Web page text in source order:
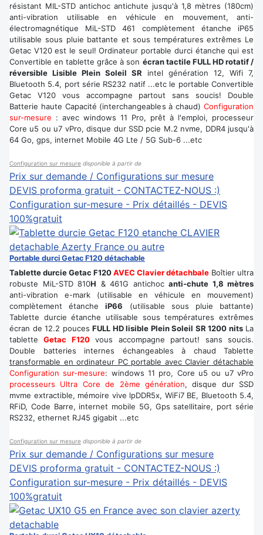
résistant MIL-STD antichoc antichute jusqu'à 1,8 mètres (180cm)
anti-vibration utilisable en véhicule en mouvement, anti-
électromagnétique MiL-STD 461 complètement étanche iP65
utilisable sous pluie battante et sous températures extrêmes Le
Getac V120 est le seul! Ordinateur portable durci étanche qui est
Convertible en tablette grâce à son écran tactile FULL HD rotatif /
réversible Lisible Plein Soleil SR intel génération 12, Wifi 7,
Bluetooth 5.4, port série RS232 natif ...etc le portable Convertible
Getac V120 vous accompagne partout sans soucis! Double
Batterie haute Capacité (interchangeables à chaud) Configuration
sur-mesure : avec windows 11 Pro, prêt à l'emploi, processeur
Core u5 ou u7 vPro, disque dur SSD pcie M.2 nvme, DDR4 jusqu'à
64 Go, gps, internet Mobile 4G Lte / 5G Sub-6 ...etc
Configuration sur mesure disponible à partir de
Prix sur demande / Configurations sur mesure
DEVIS proforma gratuit - CONTACTEZ-NOUS :)
Configuration sur-mesure - Prix détaillés - DEVIS
100%gratuit
Portable durci Getac F120 détachable
Tablette durcie Getac F120AVEC Clavier détachbale Boîtier ultra
robuste MiL-STD 810H & 461G antichoc anti-chute 1,8 mètres
anti-vibration e-mark (utilisable en véhicule en mouvement)
complètement étancheiP66 (utilisable sous pluie battante)
Tablette durcie étanche utilisable sous températures extrêmes
écran de 12.2 pouces FULL HD lisible Plein Soleil SR 1200 nitsLa
tabletteGetac F120vous accompagne partout! sans soucis.
Double batteries internes échangeables à chaud Tablette
transformable en ordinateur PC portable avec Clavier détachable
Configuration sur-mesure: windows 11 pro, Core u5 ou u7 vPro
processeurs Ultra Core de 2ème génération, disque dur SSD
mvme extractible, mémoire vive lpDDR5x, WiFi7 BE, Bluetooth 5.4,
RFiD, Code Barre, internet mobile 5G, Gps satellitaire, port série
RS232, ethernet RJ45 gigabit ...etc
Configuration sur mesure disponible à partir de
Prix sur demande / Configurations sur mesure
DEVIS proforma gratuit - CONTACTEZ-NOUS :)
Configuration sur-mesure - Prix détaillés - DEVIS
100%gratuit